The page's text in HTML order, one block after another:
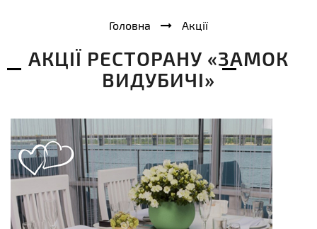
Головна Акції
АКЦІЇ РЕСТОРАНУ «ЗАМОК
ВИДУБИЧІ»